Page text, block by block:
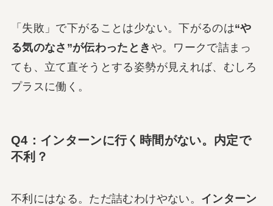
「失敗」で下がることは少ない。下がるのは“や
る気のなさ”が伝わったとき や。ワークで詰まっ
ても、立て直そうとする姿勢が見えれば、むしろ
プラスに働く。
Q4：インターンに行く時間がない。内定で
不利？
不利にはなる。ただ詰むわけやない。 インターン